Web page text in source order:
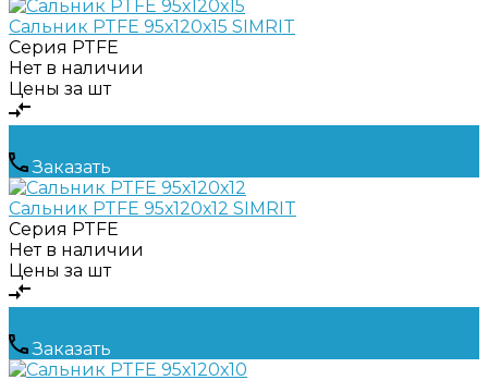
Сальник PTFE 95х120х15 SIMRIT
Серия PTFE
Нет в наличии
Цены за шт
Заказать
Сальник PTFE 95х120х12 SIMRIT
Серия PTFE
Нет в наличии
Цены за шт
Заказать